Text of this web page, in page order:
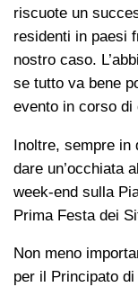
riscuote un
residenti in paesi
nostro caso.
se tutto va bene
evento in corso
Inoltre, sempre in
dare un’occhiata
week-end sulla
Prima Festa dei
Non meno
per il Principato